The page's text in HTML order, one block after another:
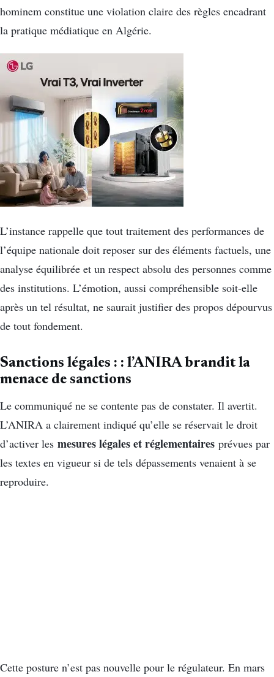
hominem constitue une violation claire des règles encadrant
la pratique médiatique en Algérie.
L’instance rappelle que tout traitement des performances de
l’équipe nationale doit reposer sur des éléments factuels, une
analyse équilibrée et un respect absolu des personnes comme
des institutions. L’émotion, aussi compréhensible soit-elle
après un tel résultat, ne saurait justifier des propos dépourvus
de tout fondement.
Sanctions légales : : l’ANIRA brandit la
menace de sanctions
Le communiqué ne se contente pas de constater. Il avertit.
L’ANIRA a clairement indiqué qu’elle se réservait le droit
d’activer les mesures légales et réglementaires prévues par
les textes en vigueur si de tels dépassements venaient à se
reproduire.
Cette posture n’est pas nouvelle pour le régulateur. En mars